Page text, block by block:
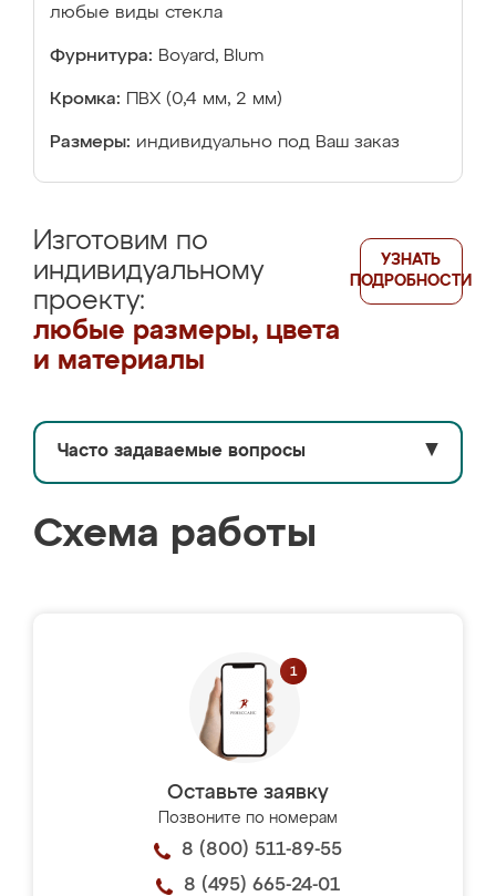
любые виды стекла
Фурнитура: Boyard, Blum
Кромка: ПВХ (0,4 мм, 2 мм)
Размеры: индивидуально под Ваш заказ
Изготовим по
индивидуальному
проекту:
любые размеры, цвета
и материалы
УЗНАТЬ
ПОДРОБНОСТИ
Часто задаваемые вопросы ▼
Схема работы
Оставьте заявку
Позвоните по номерам
8 (800) 511-89-55
8 (495) 665-24-01